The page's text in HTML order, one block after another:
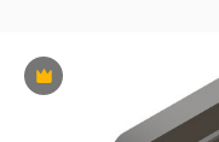
Premium